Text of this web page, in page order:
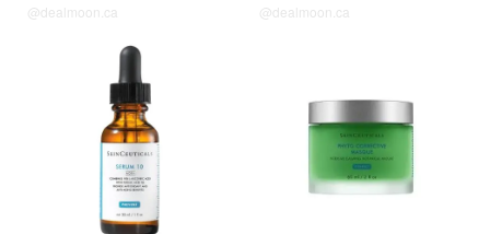
@dealmoon.ca @dealmoon.ca